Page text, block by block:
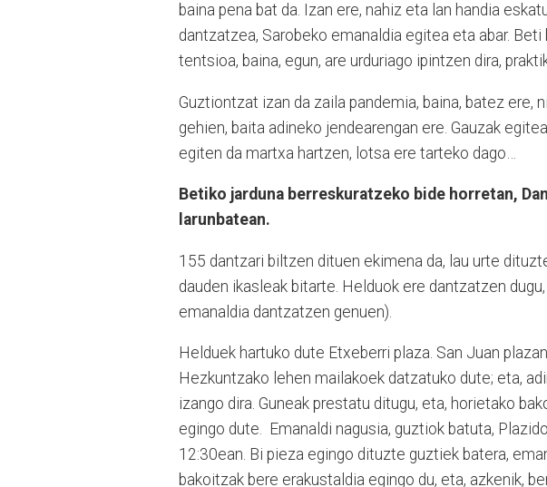
baina pena bat da. Izan ere, nahiz eta lan handia
dantzatzea, Sarobeko emanaldia egitea eta abar.
tentsioa, baina, egun, are urduriago ipintzen dira,
Guztiontzat izan da zaila pandemia, baina, batez ere,
gehien, baita adineko jendearengan ere. Gauzak
egiten da martxa hartzen, lotsa ere tarteko dago…
Betiko jarduna berreskuratzeko bide horretan,
larunbatean.
155 dantzari biltzen dituen ekimena da, lau urte
dauden ikasleak bitarte. Helduok ere dantzatzen
emanaldia dantzatzen genuen).
Helduek hartuko dute Etxeberri plaza. San Juan
Hezkuntzako lehen mailakoek datzatuko dute; eta,
izango dira. Guneak prestatu ditugu, eta, horietako
egingo dute. Emanaldi nagusia, guztiok batuta,
12:30ean. Bi pieza egingo dituzte guztiek batera,
bakoitzak bere erakustaldia egingo du, eta, azkenik,